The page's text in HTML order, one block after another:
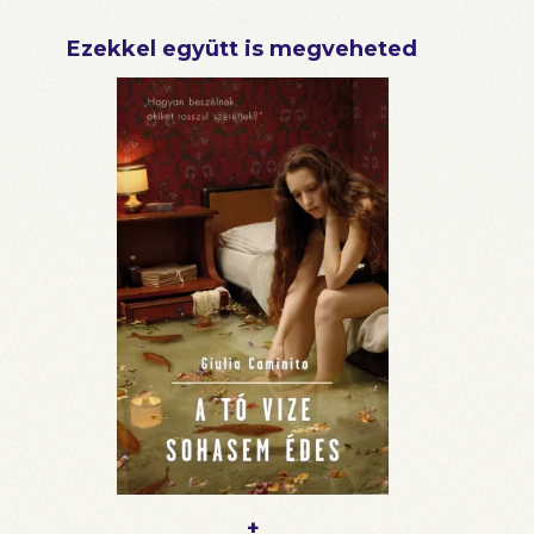
Ezekkel együtt is megveheted
+